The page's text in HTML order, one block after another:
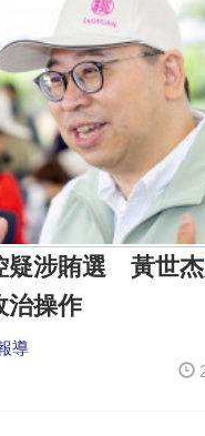
疑涉賄選 黃世
治操作
導